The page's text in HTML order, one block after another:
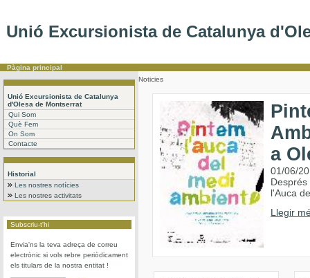
Unió Excursionista de Catalunya
Pàgina principal
Unió Excursionista de Catalunya
d'Olesa de Montserrat
Qui Som
Què Fem
On Som
Contacte
Historial
Les nostres notícies
Les nostres activitats
Subscriu-t'hi
Envia'ns la teva adreça de correu
electrònic si vols rebre periòdicament
els titulars de la nostra entitat !
Noticies
a
01/06/
l'Auca
Llegir